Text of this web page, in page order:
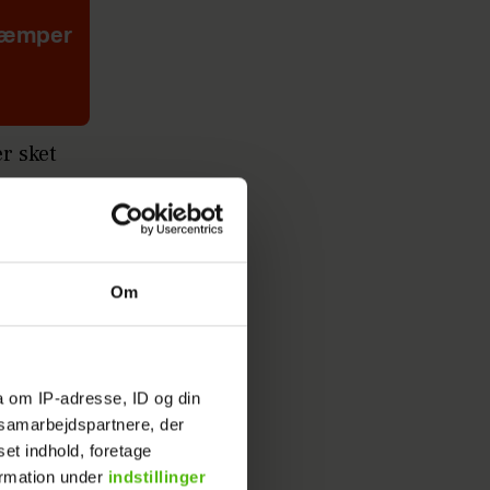
Om
om IP-adresse, ID og din
der
indhold, foretage
under indstillinger
sket
hvor to